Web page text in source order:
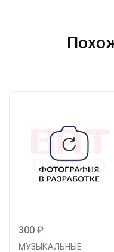
300 ₽
МУЗЫКАЛЬНЫЕ